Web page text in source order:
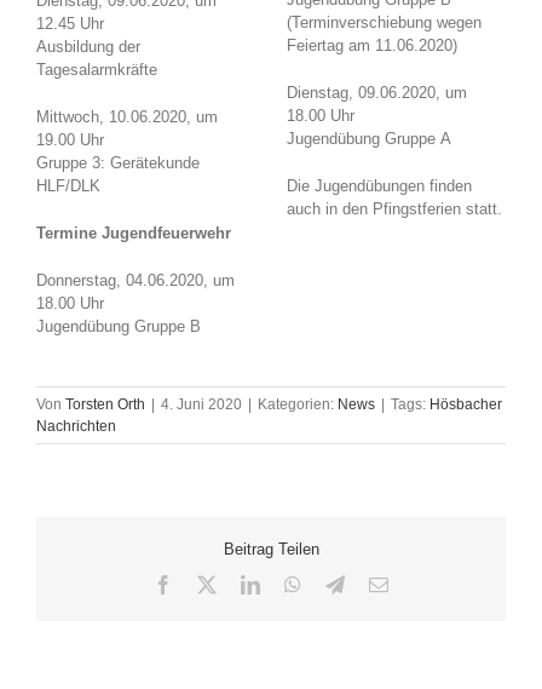
12.45 Uhr
Ausbildung der
Tagesalarmkräfte
Mittwoch, 10.06.2020, um
19.00 Uhr
Gruppe 3: Gerätekunde
HLF/DLK
Termine Jugendfeuerwehr
Donnerstag, 04.06.2020, um
18.00 Uhr
Jugendübung Gruppe B
(Terminverschiebung wegen
Feiertag am 11.06.2020)
Dienstag, 09.06.2020, um
18.00 Uhr
Jugendübung Gruppe A
Die Jugendübungen finden
auch in den Pfingstferien statt.
Von Torsten Orth | 4. Juni 2020 | Kategorien: News | Tags: Hösbacher
Nachrichten
Beitrag Teilen
Facebook LinkedInWhatsApp
Telegram
E-